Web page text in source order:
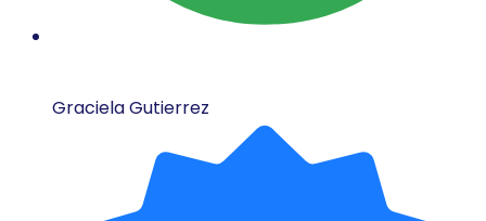
Graciela Gutierrez